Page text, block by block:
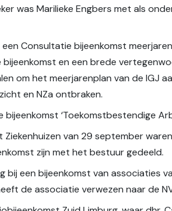
was Marilieke Engbers met als
Consultatie bijeenkomst
bijeenkomst en een brede
om het meerjarenplan van de IGJ
en NZa ontbraken.
bijeenkomst ‘Toekomstbestendige
van 29 september
zijn met het bestuur gedeeld.
bij een bijeenkomst van
de associatie verwezen naar de